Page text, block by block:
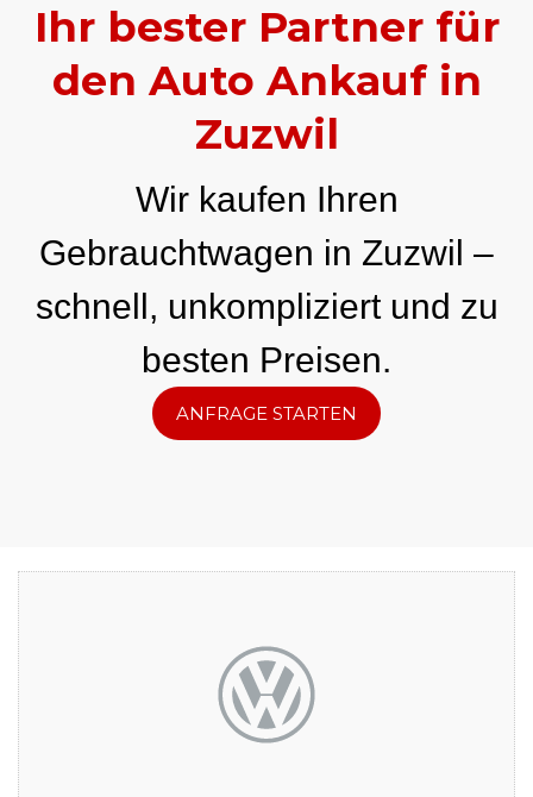
Ihr bester Partner für
den Auto Ankauf in
Zuzwil
Wir kaufen Ihren
Gebrauchtwagen in Zuzwil –
schnell, unkompliziert und zu
besten Preisen.
ANFRAGE STARTEN